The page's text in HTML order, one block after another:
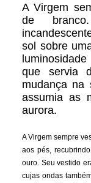
A Virgem
de
sol sobre
que servia
mudança na
assumia as
aurora.
A Virgem sempre
aos pés,
ouro. Seu vestido
cujas ondas